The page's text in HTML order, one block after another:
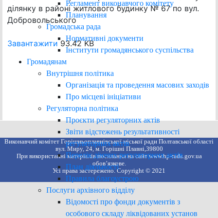
Регламент виконавчого комітету
Планування
Громадська рада
Нормативні документи
Інститути громадянського суспільства
Громадянам
Внутрішня політика
Організація та проведення масових заходів
Про місцеві ініціативи
Регуляторна політика
Проєкти регуляторних актів
Звіти відстежень результативності
регуляторних актів
Перелік діючих регуляторних актів
План діяльності
Правила благоустрою
Послуги архівного відділу
Відомості про фонди документів з
особового складу ліквідованих установ
ділянку в районі житлового будинку № 67 по вул.
Добровольського
Завантажити 93.42 KB
Виконавчий комітет Горішньоплавнівської міської ради Полтавської області
вул. Миру, 24, м. Горішні Плавні,39800
При використанні матеріалів посилання на сайт www.hp-rada.gov.ua
обов’язкове.
Усі права застережено. Copyright © 2021